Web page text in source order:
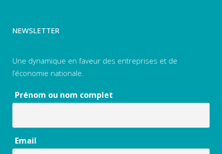
NEWSLETTER
Une dynamique en faveur des entreprises et de
l’économie nationale.
Prénom ou nom complet
Email